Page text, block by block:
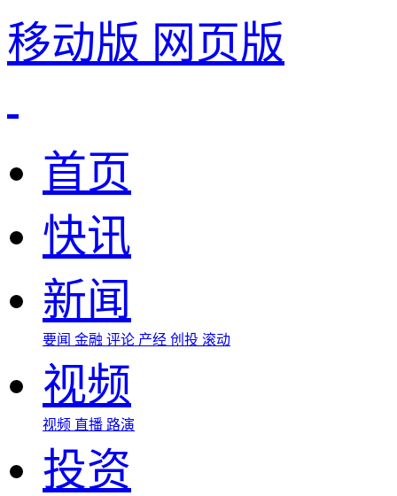
移动版 网页版
首页
快讯
新闻
要闻 金融 评论 产经 创投 滚动
视频
视频 直播 路演
投资